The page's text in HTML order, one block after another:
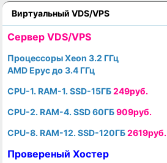
Виртуальный VDS/VPS
Cервер VDS/VPS
Процессоры Xeon 3.2 ГГц
AMD Epyc до 3.4 ГГц
CPU-1. RAM-1. SSD-15ГБ249руб.
CPU-2. RAM-4. SSD 60ГБ909руб.
CPU-8. RAM-12. SSD-120ГБ2619руб.
Провереный Хостер